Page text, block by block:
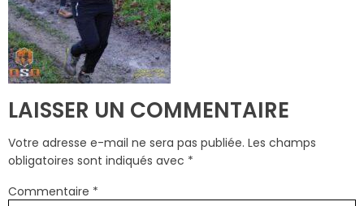
LAISSER UN COMMENTAIRE
Votre adresse e-mail ne sera pas publiée. Les champs
obligatoires sont indiqués avec *
Commentaire *